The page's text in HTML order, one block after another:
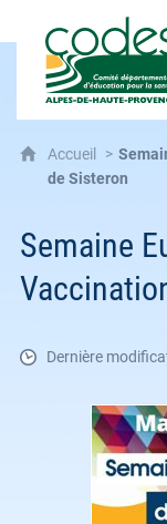
Accueil
de Sisteron
Semaine
Dernière